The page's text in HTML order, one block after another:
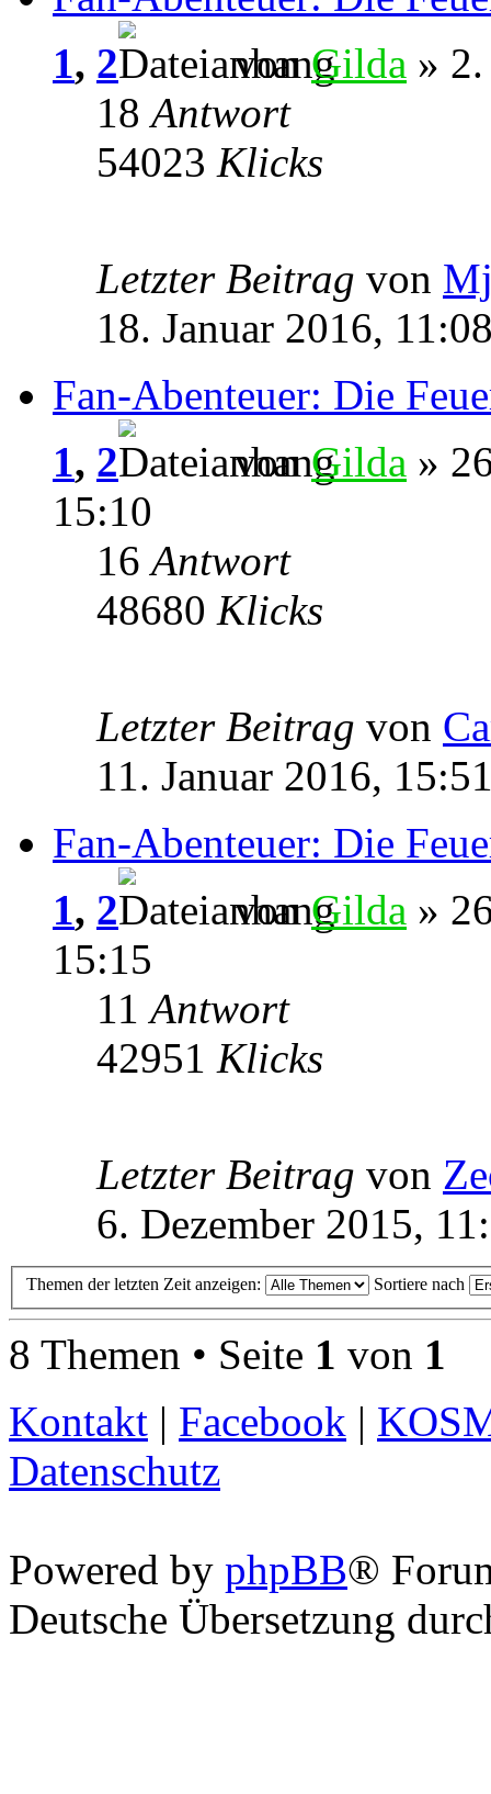
1, 2 vonGilda »
18Antwort
54023 Klicks
Letzter Beitrag von
18. Januar 2016,
Fan-Abenteuer: Die
1, 2 vonGilda »
15:10
16Antwort
48680 Klicks
Letzter Beitrag von
11. Januar 2016,
Fan-Abenteuer: Die
1, 2 vonGilda »
15:15
11Antwort
42951 Klicks
Letzter Beitrag von
6. Dezember 2015,
Themen der letzten Zeit anzeigen: Sortiere nach
8 Themen • Seite 1 von 1
Kontakt | Facebook |
Datenschutz
Powered by phpBB®
Deutsche Übersetzung